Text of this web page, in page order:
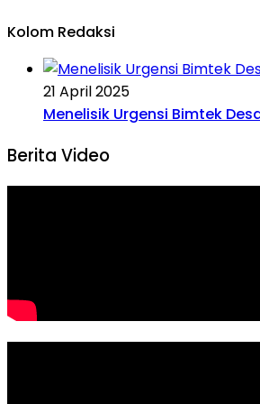
Kolom Redaksi
21 April 2025
Menelisik Urgensi Bimtek
Berita Video